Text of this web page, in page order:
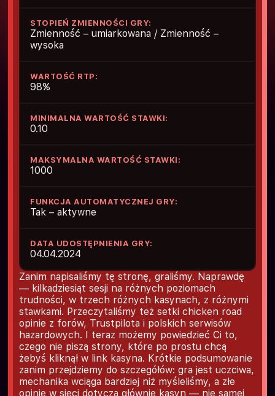
STOPIEŃ ZMIENNOŚCI GRY:
Zmienność – umiarkowana / Zmienność –
wysoka
WARTOŚĆ RTP:
98%
MINIMALNA WARTOŚĆ STAWKI:
0.10
MAKSYMALNA WARTOŚĆ STAWKI:
1000
FUNKCJA AUTOMATYCZNEJ GRY:
Tak – aktywne
DATA UDOSTĘPNIENIA GRY:
04.04.2024
Zanim napisaliśmy tę stronę, graliśmy. Naprawdę
— kilkadziesiąt sesji na różnych poziomach
trudności, w trzech różnych kasynach, z różnymi
stawkami. Przeczytaliśmy też setki chicken road
opinie z forów, Trustpilota i polskich serwisów
hazardowych. I teraz możemy powiedzieć Ci to,
czego nie piszą strony, które po prostu chcą
żebyś kliknął w link kasyna. Krótkie podsumowanie
zanim przejdziemy do szczegółów: gra jest uczciwa,
mechanika wciąga bardziej niż myśleliśmy, a złe
opinie w sieci dotyczą głównie kasyn — nie samej